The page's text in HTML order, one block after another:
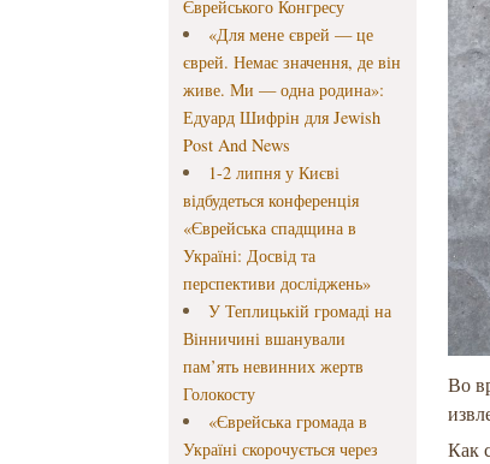
Єврейського Конгресу
«Для мене єврей — це
єврей. Немає значення, де він
живе. Ми — одна родина»:
Едуард Шифрін для Jewish
Post And News
1-2 липня у Києві
відбудеться конференція
«Єврейська спадщина в
Україні: Досвід та
перспективи досліджень»
У Теплицькій громаді на
Вінничині вшанували
пам’ять невинних жертв
Голокосту
«Єврейська громада в
Україні скорочується через
Во
Как